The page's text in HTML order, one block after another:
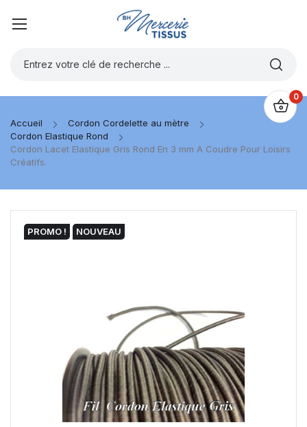
0
Accueil
Cordon Cordelette au mètre
Cordon Elastique Rond
Cordon Lacet Elastique Gris Rond En 3 mm A Coudre Pour Loisirs
Créatifs.
PROMO ! NOUVEAU